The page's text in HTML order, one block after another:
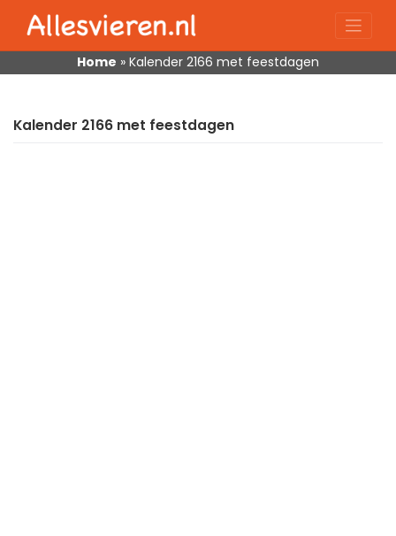
content
Home » Kalender 2166 met feestdagen
Kalender 2166 met feestdagen